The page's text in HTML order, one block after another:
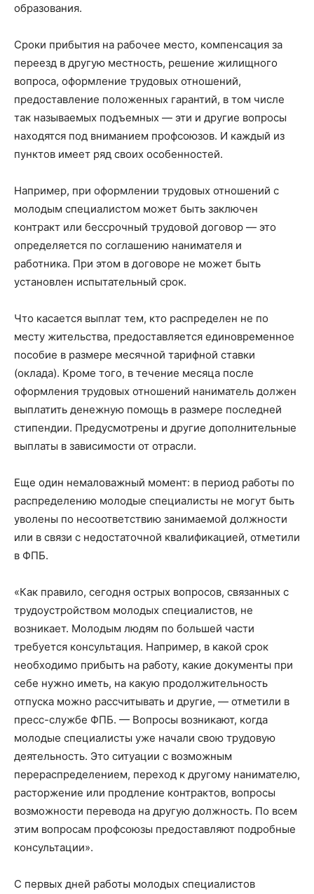
образования.
Сроки прибытия на рабочее место, компенсация за
переезд в другую местность, решение жилищного
вопроса, оформление трудовых отношений,
предоставление положенных гарантий, в том числе
так называемых подъемных — эти и другие вопросы
находятся под вниманием профсоюзов. И каждый из
пунктов имеет ряд своих особенностей.
Например, при оформлении трудовых отношений с
молодым специалистом может быть заключен
контракт или бессрочный трудовой договор — это
определяется по соглашению нанимателя и
работника. При этом в договоре не может быть
установлен испытательный срок.
Что касается выплат тем, кто распределен не по
месту жительства, предоставляется единовременное
пособие в размере месячной тарифной ставки
(оклада). Кроме того, в течение месяца после
оформления трудовых отношений наниматель должен
выплатить денежную помощь в размере последней
стипендии. Предусмотрены и другие дополнительные
выплаты в зависимости от отрасли.
Еще один немаловажный момент: в период работы по
распределению молодые специалисты не могут быть
уволены по несоответствию занимаемой должности
или в связи с недостаточной квалификацией, отметили
в ФПБ.
«Как правило, сегодня острых вопросов, связанных с
трудоустройством молодых специалистов, не
возникает. Молодым людям по большей части
требуется консультация. Например, в какой срок
необходимо прибыть на работу, какие документы при
себе нужно иметь, на какую продолжительность
отпуска можно рассчитывать и другие, — отметили в
пресс-службе ФПБ. — Вопросы возникают, когда
молодые специалисты уже начали свою трудовую
деятельность. Это ситуации с возможным
перераспределением, переход к другому нанимателю,
расторжение или продление контрактов, вопросы
возможности перевода на другую должность. По всем
этим вопросам профсоюзы предоставляют подробные
консультации».
С первых дней работы молодых специалистов